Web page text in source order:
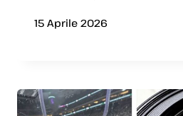
15 Aprile 2026